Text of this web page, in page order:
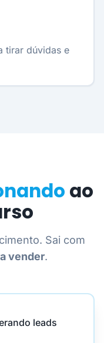
tirar dúvidas e
ao
Sai com
vender.
leads